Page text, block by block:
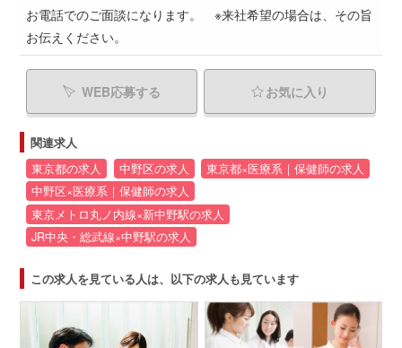
お電話でのご面談になります。 ※来社希望の場合は、その旨
お伝えください。
WEB応募する お気に入り
関連求人
東京都の求人 中野区の求人
東京都×医療系｜保健師の求人
中野区×医療系｜保健師の求人
東京メトロ丸ノ内線×新中野駅の求人
JR中央・総武線×中野駅の求人
この求人を見ている人は、以下の求人も見ています